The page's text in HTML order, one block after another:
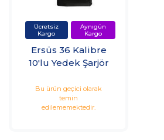
Ersüs 36 Kalibre
10'lu Yedek Şarjör
Bu ürün geçici olarak
temin
edilememektedir.